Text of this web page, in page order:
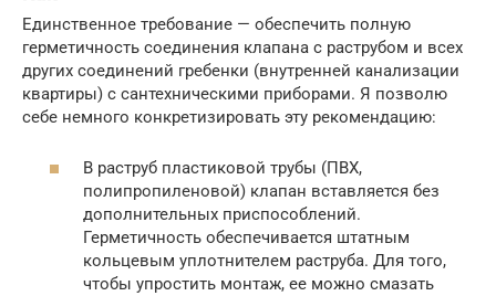
Единственное требование — обеспечить полную
герметичность соединения клапана с раструбом и всех
других соединений гребенки (внутренней канализации
квартиры) с сантехническими приборами. Я позволю
себе немного конкретизировать эту рекомендацию:
В раструб пластиковой трубы (ПВХ,
полипропиленовой) клапан вставляется без
дополнительных приспособлений.
Герметичность обеспечивается штатным
кольцевым уплотнителем раструба. Для того,
чтобы упростить монтаж, ее можно смазать